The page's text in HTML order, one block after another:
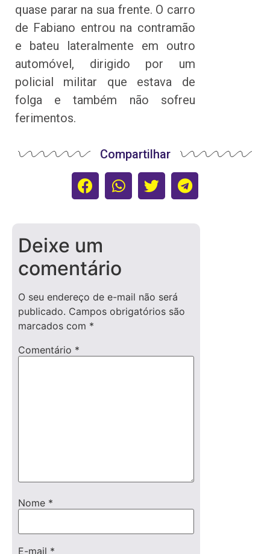
quase parar na sua frente. O carro
de Fabiano entrou na contramão
e bateu lateralmente em outro
automóvel, dirigido por um
policial militar que estava de
folga e também não sofreu
ferimentos.
Compartilhar
Deixe um
comentário
O seu endereço de e-mail não será
publicado. Campos obrigatórios são
marcados com *
Comentário *
Nome *
E-mail *